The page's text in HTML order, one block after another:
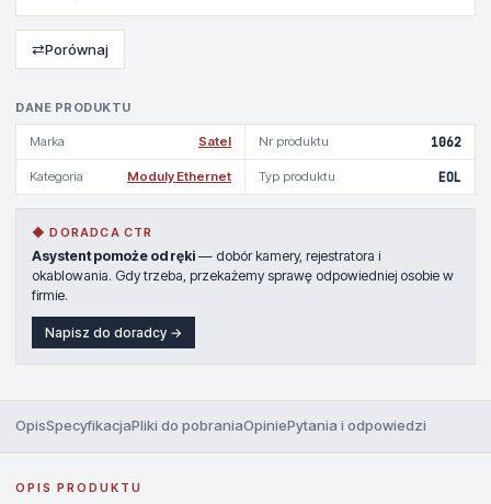
DANE PRODUKTU
Marka Satel Nr produktu 1062
Kategoria Moduly Ethernet Typ produktu EOL
◆ DORADCA CTR
Asystent pomoże od ręki — dobór kamery, rejestratora i
okablowania. Gdy trzeba, przekażemy sprawę odpowiedniej osobie w
firmie.
Napisz do doradcy →
⇄Porównaj
OpisSpecyfikacjaPliki do pobraniaOpiniePytania i odpowiedzi
OPIS PRODUKTU